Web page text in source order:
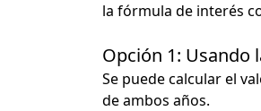
la fórmula de interés
Opción 1: Usando
Se puede calcular el
de ambos años.